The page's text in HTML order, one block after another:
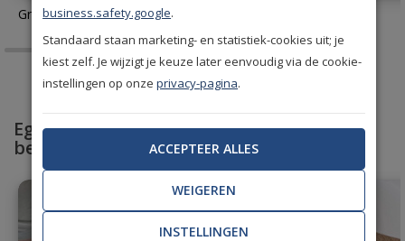
Gratis behang stalen aanvragen
Egaliseer en bescherm met professioneel
behang
business.safety.google.
Standaard staan marketing- en statistiek-cookies uit; je
kiest zelf. Je wijzigt je keuze later eenvoudig via de cookie-
instellingen op onzeprivacy-pagina.
ACCEPTEER ALLES
WEIGEREN
INSTELLINGEN